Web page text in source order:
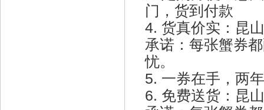
门，货到付款
4. 货真价实：昆
承诺：每张蟹券
忧。
5. 一券在手，两
6. 免费送货：昆